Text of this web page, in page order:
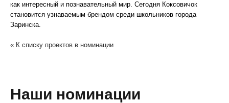
как интересный и познавательный мир. Сегодня Коксовичок
становится узнаваемым брендом среди школьников города
Заринска.
« К списку проектов в номинации
Наши номинации